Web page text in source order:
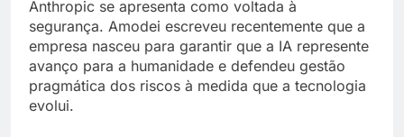
Anthropic se apresenta como voltada à
segurança. Amodei escreveu recentemente que a
empresa nasceu para garantir que a IA represente
avanço para a humanidade e defendeu gestão
pragmática dos riscos à medida que a tecnologia
evolui.